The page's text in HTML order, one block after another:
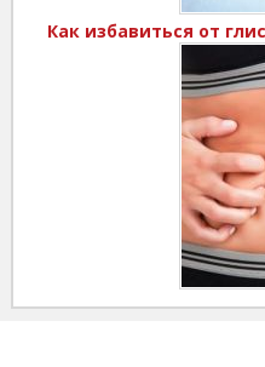
Как избавиться от